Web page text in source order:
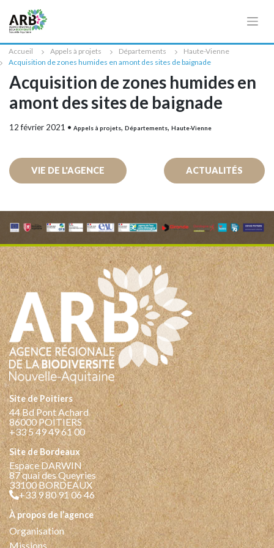
Accueil Appels à projets Départements
Haute-Vienne
Acquisition de zones humides en amont des sites de baignade
Acquisition de zones humides en
amont des sites de baignade
12 février 2021 • Appels à projets, Départements, Haute-Vienne
VIE DE L'AGENCE ACTUALITÉS
Site de Poitiers
44 Bd Pont Achard
86000 POITIERS
+33 5 49 49 61 00
Site de Bordeaux
Espace DARWIN
87 quai des Queyries
33100 BORDEAUX
+33 9 80 91 06 46
à propos de l’agence
Organisation
Missions